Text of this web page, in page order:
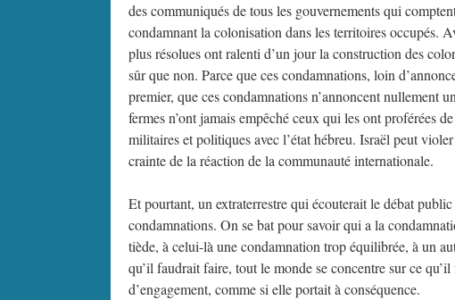
des communiqués de tous les gouvernements qui
condamnant la colonisation dans les territoires occupés.
plus résolues ont ralenti d’un jour la construction des
sûr que non. Parce que ces condamnations, loin
premier, que ces condamnations n’annoncent nullement
fermes n’ont jamais empêché ceux qui les ont proférées
militaires et politiques avec l’état hébreu. Israël peut
crainte de la réaction de la communauté internationale.
Et pourtant, un extraterrestre qui écouterait le débat
condamnations. On se bat pour savoir qui a la
tiède, à celui-là une condamnation trop équilibrée, à un
qu’il faudrait faire, tout le monde se concentre sur ce
d’engagement, comme si elle portait à conséquence.